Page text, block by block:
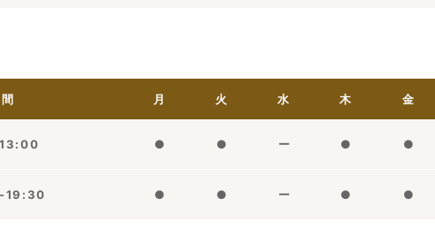
月 火 水 木 金
● ● ー ● ●
19:30 ● ● ー ● ●